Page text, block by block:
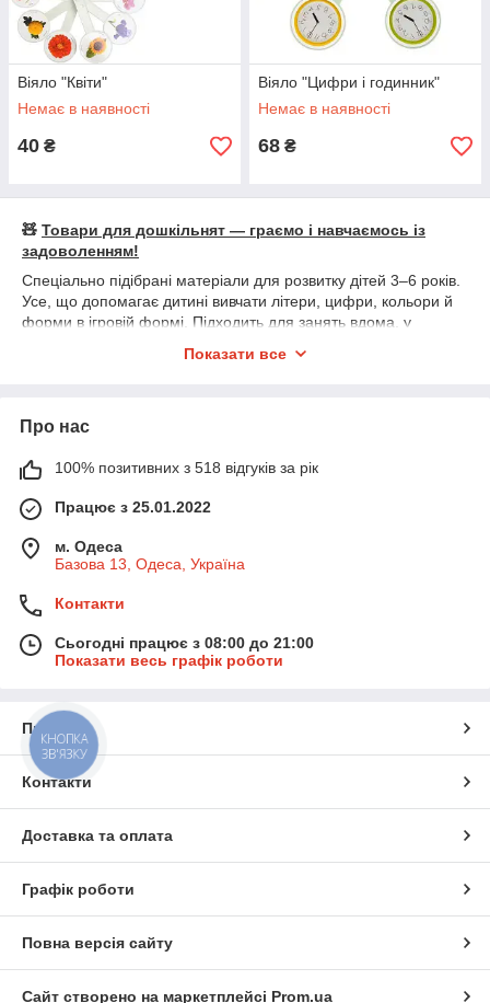
Віяло "Квіти"
Немає в наявності
40 ₴
Віяло "Цифри і годинник"
Немає в наявності
68 ₴
🧸 Товари для дошкільнят — граємо і навчаємось із
задоволенням!
Спеціально підібрані матеріали для розвитку дітей 3–6 років.
Усе, що допомагає дитині вивчати літери, цифри, кольори й
форми в ігровій формі. Підходить для занять вдома, у
• 🔤 Абетка українська, англійська, російська з малюнками
• 🧭 Віяла з дорожніми знаками, годинником, квітами
• 🎨 Візуальні картки та матеріали для розвитку пам’яті
• 👁 Розвиток логіки, уваги, дрібної моторики
• 🎁 Ідеально для подарунків і підготовки до школи
Товари для дошкільнят — навчання легко та цікаво!
Показати все
Про нас
100% позитивних з 518 відгуків за рік
Працює з 25.01.2022
м. Одеса
Базова 13, Одеса, Україна
Контакти
Сьогодні працює з 08:00 до 21:00
Показати весь графік роботи
Про нас
Контакти
Доставка та оплата
Графік роботи
Повна версія сайту
Сайт створено на маркетплейсі Prom.ua
КНОПКА
ЗВ'ЯЗКУ